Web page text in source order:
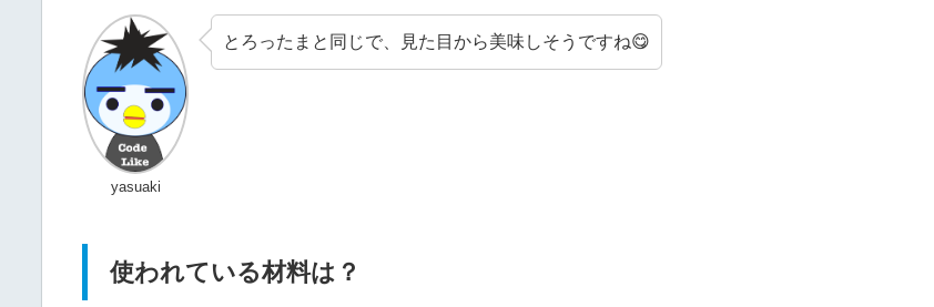
yasuaki
とろったまと同じで、見た目から美味しそうですね😋
使われている材料は？